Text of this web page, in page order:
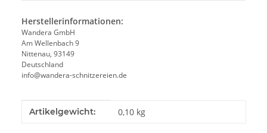
Herstellerinformationen:
Wandera GmbH
Am Wellenbach 9
Nittenau, 93149
Deutschland
info@wandera-schnitzereien.de
Produkteigenschaft
Wert
Artikelgewicht: 0,10 kg